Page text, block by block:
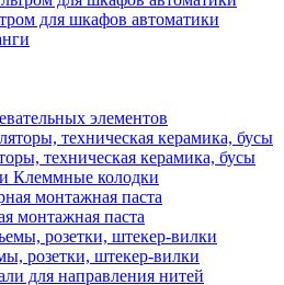
для шкафов автоматики
элементов
техническая керамика, бусы
Клеммные колодки
монтажная паста
розетки, штекер-вилки